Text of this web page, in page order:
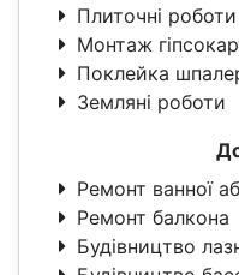
Плиточні роботи
Монтаж
Поклейка
Земляні роботи
Ремонт ванної
Ремонт балкона
Будівництво